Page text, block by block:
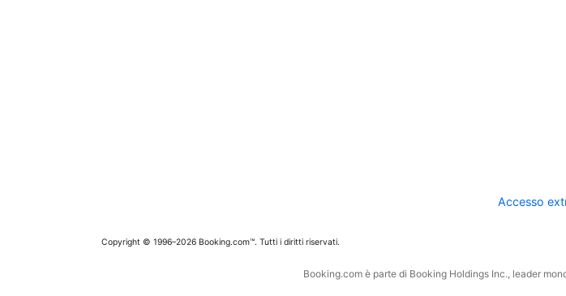
Accesso
Copyright © 1996–2026 Booking.com™. Tutti i diritti riservati.
Booking.com è parte di Booking Holdings Inc., leader